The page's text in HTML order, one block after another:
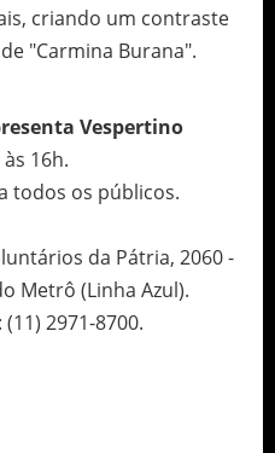
criando um contraste
"Carmina Burana".
Vespertino
16h.
todos os públicos.
da Pátria, 2060 -
Metrô (Linha Azul).
2971-8700.